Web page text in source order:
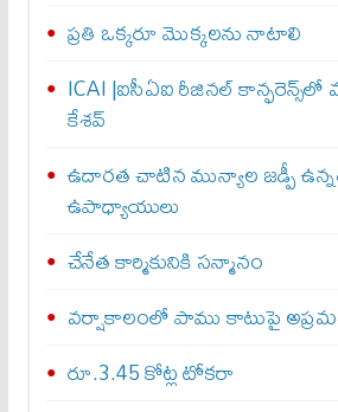
ప్రతి ఒక్కరూ మొక్కలను నాటాలి
ICAI |ఐసీఏఐ రీజినల్ కాన్ఫరెన్స్‌లో
కేశవ్
ఉదారత చాటిన మున్యాల జడ్పీ
ఉపాధ్యాయులు
చేనేత కార్మికునికి సన్మానం
వర్షాకాలంలో పాము కాటుపై
రూ.3.45 కోట్ల టోకరా